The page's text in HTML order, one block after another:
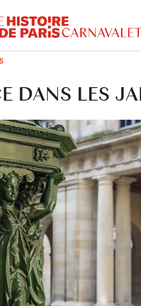
DANS LES